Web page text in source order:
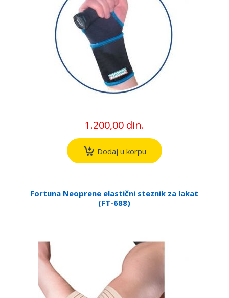
1.200,00 din.
Dodaj u korpu
Fortuna Neoprene elastični steznik za lakat
(FT-688)